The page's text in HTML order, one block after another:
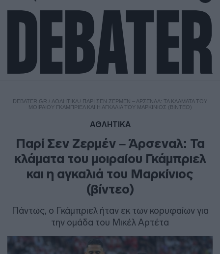
DEBATER.GR / ΑΘΛΗΤΙΚΑ/ ΠΑΡΊ ΣΕΝ ΖΕΡΜΈΝ – ΆΡΣΕΝΑΛ: ΤΑ ΚΛΆΜΑΤΑ ΤΟΥ
ΜΟΙΡΑΊΟΥ ΓΚΆΜΠΡΙΕΛ ΚΑΙ Η ΑΓΚΑΛΙΆ ΤΟΥ ΜΑΡΚΊΝΙΟΣ (ΒΊΝΤΕΟ)
ΑΘΛΗΤΙΚΑ
Παρί Σεν Ζερμέν – Άρσεναλ: Τα
κλάματα του μοιραίου Γκάμπριελ
και η αγκαλιά του Μαρκίνιος
(βίντεο)
Πάντως, ο Γκάμπριελ ήταν εκ των κορυφαίων για
την ομάδα του Μικέλ Αρτέτα